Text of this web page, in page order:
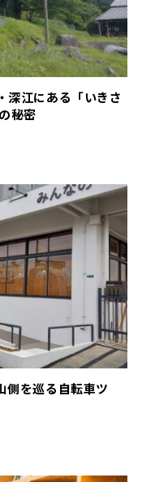
深江にある「いきさ
秘密
側を巡る自転車ツ